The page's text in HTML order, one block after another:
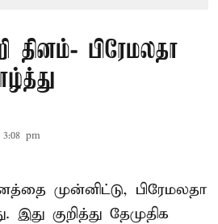
தினம்- பிரேமலதா
pm
முன்னிட்டு, பிரேமலதா
குறித்து தேமுதிக